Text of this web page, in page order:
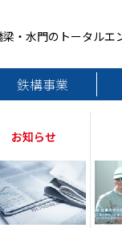
梁・水門のトータルエ
鉄構事業
お知らせ